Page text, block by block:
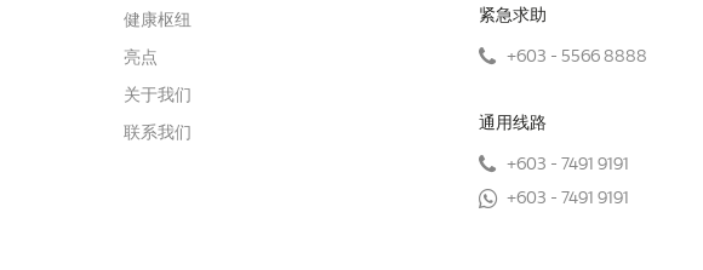
健康枢纽
亮点
关于我们
联系我们
紧急求助
+603 - 5566 8888
通用线路
+603 - 7491 9191
+603 - 7491 9191